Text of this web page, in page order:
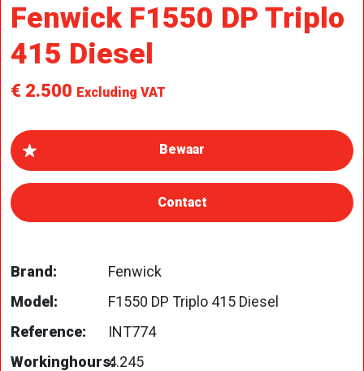
Fenwick F1550 DP Triplo
415 Diesel
€ 2.500 Excluding VAT
Contact
Brand:
Fenwick
Model:
F1550 DP Triplo 415 Diesel
Reference:
INT774
Workinghours:4.245